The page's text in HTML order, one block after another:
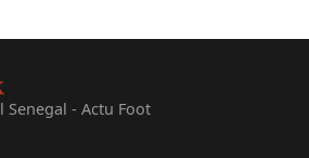
- Actu Foot